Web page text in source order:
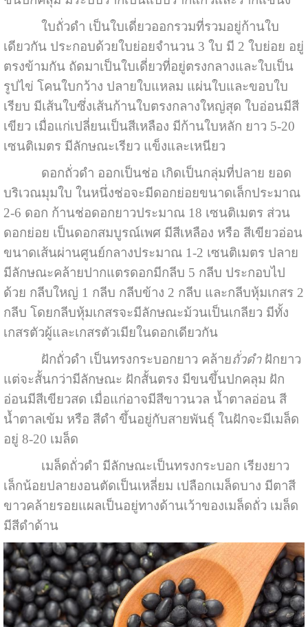
ใบถั่วดำ เป็นใบเดี่ยวออกรวมที่รวมอยู่ก้านใบ
เดียวกัน ประกอบด้วยใบย่อยจำนวน 3 ใบ มี 2 ใบย่อย อยู่
ตรงข้ามกัน ถัดมาเป็นใบเดี่ยวที่อยู่ตรงกลางและใบเป็น
รูปไข่ โคนใบกว้าง ปลายใบแหลม แผ่นใบและขอบใบ
เรียบ มีเส้นใบซึ่งเส้นก้านใบตรงกลางใหญ่สุด ใบอ่อนมีสี
เขียว เมื่อแก่เปลี่ยนเป็นสีเหลือง มีก้านใบหลัก ยาว 5-20
เซนติเมตร มีลักษณะเรียว แข็งและเหนียว
ดอกถั่วดำ ออกเป็นช่อ เกิดเป็นกลุ่มที่ปลาย ยอด
บริเวณมุมใบ ในหนึ่งช่อจะมีดอกย่อยขนาดเล็กประมาณ
2-6 ดอก ก้านช่อดอกยาวประมาณ 18 เซนติเมตร ส่วน
ดอกย่อย เป็นดอกสมบูรณ์เพศ มีสีเหลือง หรือ สีเขียวอ่อน
ขนาดเส้นผ่านศูนย์กลางประมาณ 1-2 เซนติเมตร ปลาย
มีลักษณะคล้ายปากแตรดอกมีกลีบ 5 กลีบ ประกอบไป
ด้วย กลีบใหญ่ 1 กลีบ กลีบข้าง 2 กลีบ และกลีบหุ้มเกสร 2
กลีบ โดยกลีบหุ้มเกสรจะมีลักษณะม้วนเป็นเกลียว มีทั้ง
เกสรตัวผู้และเกสรตัวเมียในดอกเดียวกัน
ฝักถั่วดำ เป็นทรงกระบอกยาว คล้ายถั่วดำฝักยาว
แต่จะสั้นกว่ามีลักษณะ ฝักสั้นตรง มีขนขึ้นปกคลุม ฝัก
อ่อนมีสีเขียวสด เมื่อแก่อาจมีสีขาวนวล น้ำตาลอ่อน สี
น้ำตาลเข้ม หรือ สีดำ ขึ้นอยู่กับสายพันธุ์ ในฝักจะมีเมล็ด
อยู่ 8-20 เมล็ด
เมล็ดถั่วดำ มีลักษณะเป็นทรงกระบอก เรียงยาว
เล็กน้อยปลายงอนตัดเป็นเหลี่ยม เปลือกเมล็ดบาง มีตาสี
ขาวคล้ายรอยแผลเป็นอยู่ทางด้านเว้าของเมล็ดถั่ว เมล็ด
มีสีดำด้าน